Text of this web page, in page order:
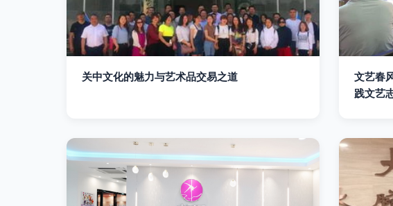
关中文化的魅力与艺术品交易之道
文艺春
践文艺